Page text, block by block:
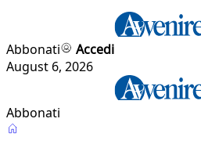
Abbonati
Accedi
August 6, 2026
Abbonati